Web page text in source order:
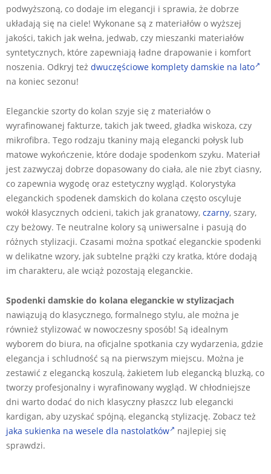
podwyższoną, co dodaje im elegancji i sprawia, że dobrze
układają się na ciele! Wykonane są z materiałów o wyższej
jakości, takich jak wełna, jedwab, czy mieszanki materiałów
syntetycznych, które zapewniają ładne drapowanie i komfort
noszenia. Odkryj też dwuczęściowe komplety damskie na lato
na koniec sezonu!
Eleganckie szorty do kolan szyje się z materiałów o
wyrafinowanej fakturze, takich jak tweed, gładka wiskoza, czy
mikrofibra. Tego rodzaju tkaniny mają elegancki połysk lub
matowe wykończenie, które dodaje spodenkom szyku. Materiał
jest zazwyczaj dobrze dopasowany do ciała, ale nie zbyt ciasny,
co zapewnia wygodę oraz estetyczny wygląd. Kolorystyka
eleganckich spodenek damskich do kolana często oscyluje
wokół klasycznych odcieni, takich jak granatowy, czarny, szary,
czy beżowy. Te neutralne kolory są uniwersalne i pasują do
różnych stylizacji. Czasami można spotkać eleganckie spodenki
w delikatne wzory, jak subtelne prążki czy kratka, które dodają
im charakteru, ale wciąż pozostają eleganckie.
Spodenki damskie do kolana eleganckie w stylizacjach
nawiązują do klasycznego, formalnego stylu, ale można je
również stylizować w nowoczesny sposób! Są idealnym
wyborem do biura, na oficjalne spotkania czy wydarzenia, gdzie
elegancja i schludność są na pierwszym miejscu. Można je
zestawić z elegancką koszulą, żakietem lub elegancką bluzką, co
tworzy profesjonalny i wyrafinowany wygląd. W chłodniejsze
dni warto dodać do nich klasyczny płaszcz lub elegancki
kardigan, aby uzyskać spójną, elegancką stylizację. Zobacz też
jaka sukienka na wesele dla nastolatków
najlepiej się
sprawdzi.